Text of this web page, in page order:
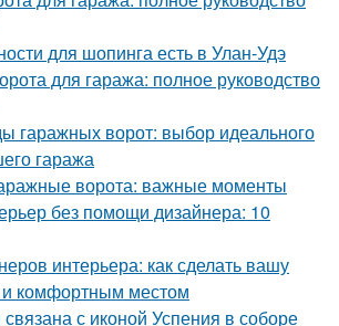
для шопинга есть в Улан-Удэ
для гаража: полное руководство
гаражных ворот: выбор идеального
гаража
ворота: важные моменты
без помощи дизайнера: 10
интерьера: как сделать вашу
комфортным местом
связана с иконой Успения в соборе